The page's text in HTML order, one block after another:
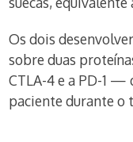
Os dois
sobre duas
CTLA-4 e a PD-1 —
paciente durante o